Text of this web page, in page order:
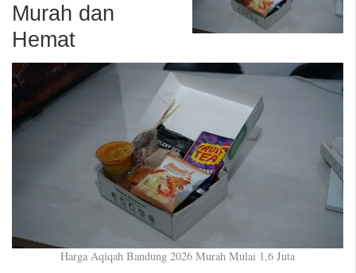
Murah dan
Hemat
Harga Aqiqah Bandung 2026 Murah Mulai 1,6 Juta